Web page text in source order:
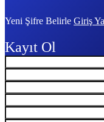
Yeni Şifre Belirle Giriş
Kayıt Ol